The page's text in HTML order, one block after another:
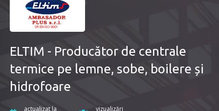
ELTIM - Producător de centrale
termice pe lemne, sobe, boilere și
hidrofoare
actualizat la
vizualizări